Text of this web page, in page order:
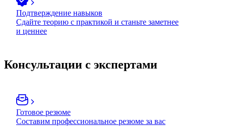
Подтверждение навыков
Сдайте теорию с практикой и станьте заметнее
и ценнее
Консультации с экспертами
Готовое резюме
Составим профессиональное резюме за вас